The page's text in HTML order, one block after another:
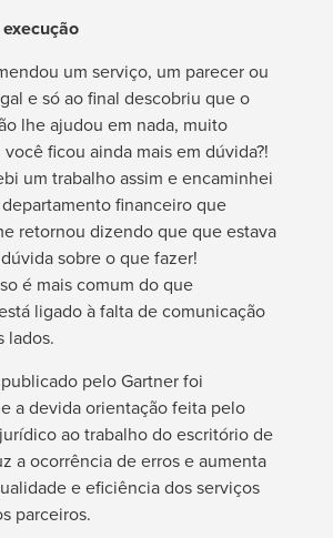
um serviço, um parecer ou
e só ao final descobriu que o
lhe ajudou em nada, muito
ficou ainda mais em dúvida?!
um trabalho assim e encaminhei
financeiro que
retornou dizendo que que estava
sobre o que fazer!
é mais comum do que
ligado à falta de comunicação
lados.
pelo Gartner foi
a devida orientação feita pelo
ao trabalho do escritório de
a ocorrência de erros e aumenta
e eficiência dos serviços
parceiros.